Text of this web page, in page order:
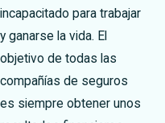
incapacitado para trabajar
y ganarse la vida. El
objetivo de todas las
compañías de seguros
es siempre obtener unos